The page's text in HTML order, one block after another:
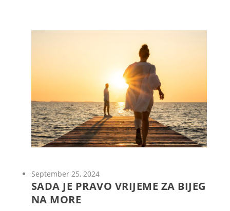
September 25, 2024
SADA JE PRAVO VRIJEME ZA BIJEG
NA MORE